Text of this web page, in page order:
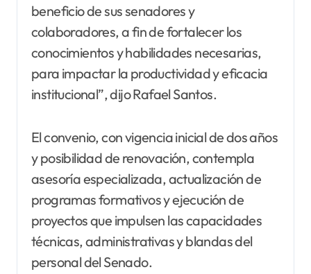
beneficio de sus senadores y
colaboradores, a fin de fortalecer los
conocimientos y habilidades necesarias,
para impactar la productividad y eficacia
institucional”, dijo Rafael Santos.
El convenio, con vigencia inicial de dos años
y posibilidad de renovación, contempla
asesoría especializada, actualización de
programas formativos y ejecución de
proyectos que impulsen las capacidades
técnicas, administrativas y blandas del
personal del Senado.